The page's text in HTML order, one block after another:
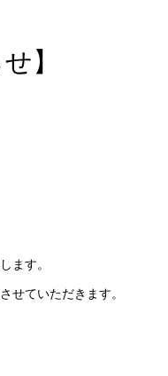
】
ます。
せていただきます。